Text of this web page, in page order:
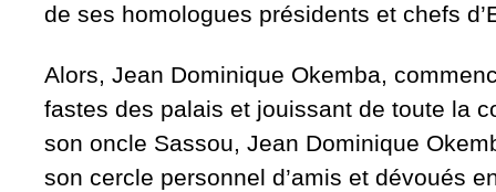
de ses homologues présidents et chefs
Alors, Jean Dominique Okemba,
fastes des palais et jouissant de toute la
son oncle Sassou, Jean Dominique
son cercle personnel d’amis et dévoués